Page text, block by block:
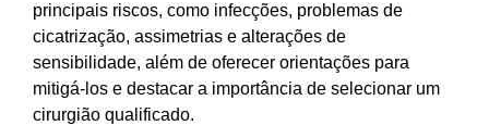
principais riscos, como infecções, problemas de
cicatrização, assimetrias e alterações de
sensibilidade, além de oferecer orientações para
mitigá-los e destacar a importância de selecionar um
cirurgião qualificado.